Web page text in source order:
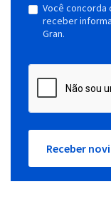
Você concorda
receber
Gran.
Receber